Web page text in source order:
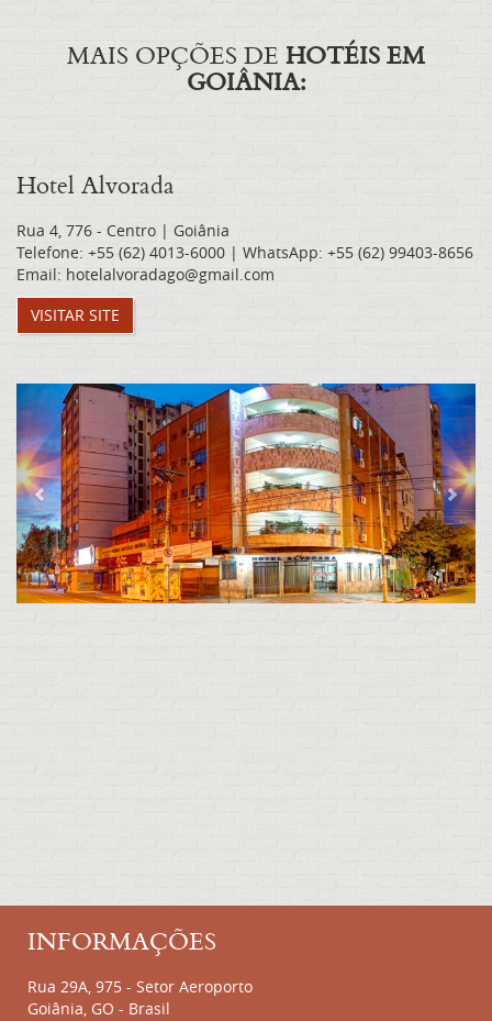
MAIS OPÇÕES DE HOTÉIS EM
GOIÂNIA:
Hotel Alvorada
Rua 4, 776 - Centro | Goiânia
Telefone: +55 (62) 4013-6000 | WhatsApp: +55 (62) 99403-8656
Email: hotelalvoradago@gmail.com
VISITAR SITE
Previous
INFORMAÇÕES
Rua 29A, 975 - Setor Aeroporto
Goiânia, GO - Brasil